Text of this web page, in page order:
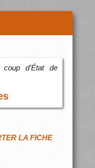
d’État de
LA FICHE